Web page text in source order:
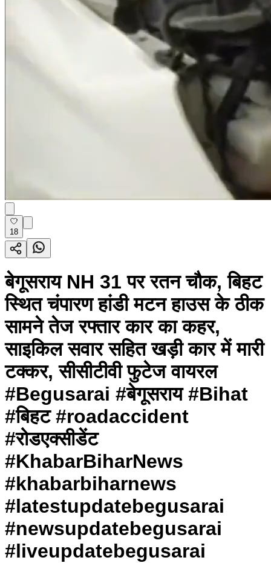
18
बेगूसराय NH 31 पर रतन चौक, बिहट
स्थित चंपारण हांडी मटन हाउस के ठीक
सामने तेज रफ्तार कार का कहर,
साइकिल सवार सहित खड़ी कार में मारी
टक्कर, सीसीटीवी फुटेज वायरल
#Begusarai #बेगूसराय #Bihat
#बिहट #roadaccident
#रोडएक्सीडेंट
#KhabarBiharNews
#khabarbiharnews
#latestupdatebegusarai
#newsupdatebegusarai
#liveupdatebegusarai